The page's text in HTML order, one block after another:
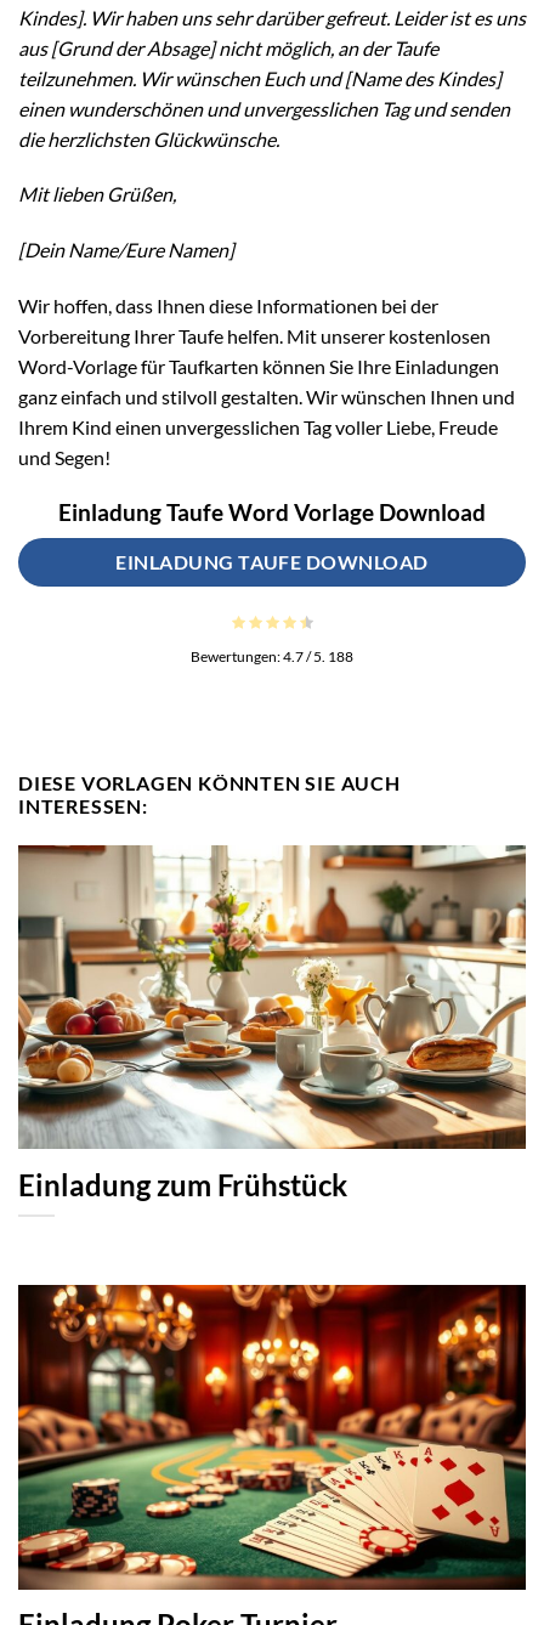
Kindes]. Wir haben uns sehr darüber gefreut. Leider ist es uns
aus [Grund der Absage] nicht möglich, an der Taufe
teilzunehmen. Wir wünschen Euch und [Name des Kindes]
einen wunderschönen und unvergesslichen Tag und senden
die herzlichsten Glückwünsche.
Mit lieben Grüßen,
[Dein Name/Eure Namen]
Wir hoffen, dass Ihnen diese Informationen bei der
Vorbereitung Ihrer Taufe helfen. Mit unserer kostenlosen
Word-Vorlage für Taufkarten können Sie Ihre Einladungen
ganz einfach und stilvoll gestalten. Wir wünschen Ihnen und
Ihrem Kind einen unvergesslichen Tag voller Liebe, Freude
und Segen!
Einladung Taufe Word Vorlage Download
EINLADUNG TAUFE DOWNLOAD
Bewertungen:4.7/ 5. 188
DIESE VORLAGEN KÖNNTEN SIE AUCH
INTERESSEN:
Einladung zum Frühstück